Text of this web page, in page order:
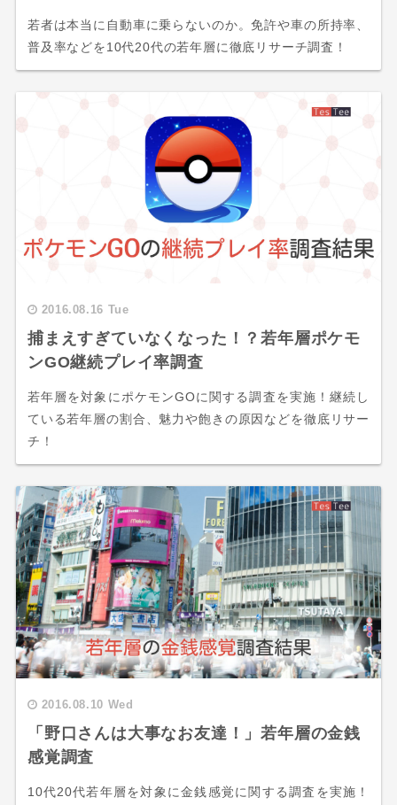
若者は本当に自動車に乗らないのか。免許や車の所持率、
普及率などを10代20代の若年層に徹底リサーチ調査！
2016.08.16 Tue
捕まえすぎていなくなった！？若年層ポケモ
ンGO継続プレイ率調査
若年層を対象にポケモンGOに関する調査を実施！継続し
ている若年層の割合、魅力や飽きの原因などを徹底リサー
チ！
2016.08.10 Wed
「野口さんは大事なお友達！」若年層の金銭
感覚調査
10代20代若年層を対象に金銭感覚に関する調査を実施！